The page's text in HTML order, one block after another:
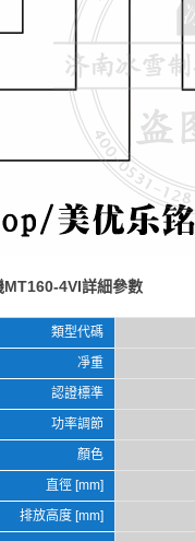
4VI詳細參數
類型代碼
凈重
認證標準
功率調節
顏色
直徑 [mm]
排放高度 [mm]